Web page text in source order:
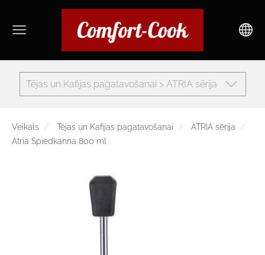
Tējas un Kafijas pagatavošanai > ATRIA sērija
Veikals Tējas un Kafijas pagatavošanai
ATRIA sērija
Atria Spiedkanna 800 ml